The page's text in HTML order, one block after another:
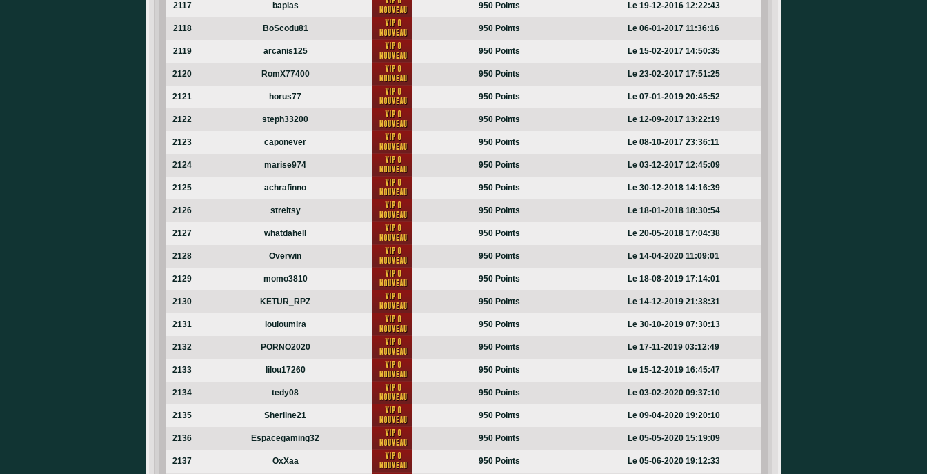
2117 baplas 950 Points Le 19-12-2016 12:22:43
2118 BoScodu81 950 Points Le 06-01-2017 11:36:16
2119 arcanis125 950 Points Le 15-02-2017 14:50:35
2120 RomX77400 950 Points Le 23-02-2017 17:51:25
2121 horus77 950 Points Le 07-01-2019 20:45:52
2122 steph33200 950 Points Le 12-09-2017 13:22:19
2123 caponever 950 Points Le 08-10-2017 23:36:11
2124 marise974 950 Points Le 03-12-2017 12:45:09
2125 achrafinno 950 Points Le 30-12-2018 14:16:39
2126 streltsy 950 Points Le 18-01-2018 18:30:54
2127 whatdahell 950 Points Le 20-05-2018 17:04:38
2128 Overwin 950 Points Le 14-04-2020 11:09:01
2129 momo3810 950 Points Le 18-08-2019 17:14:01
2130 KETUR_RPZ 950 Points Le 14-12-2019 21:38:31
2131 louloumira 950 Points Le 30-10-2019 07:30:13
2132 PORNO2020 950 Points Le 17-11-2019 03:12:49
2133 lilou17260 950 Points Le 15-12-2019 16:45:47
2134 tedy08 950 Points Le 03-02-2020 09:37:10
2135 Sheriine21 950 Points Le 09-04-2020 19:20:10
2136 Espacegaming32 950 Points Le 05-05-2020 15:19:09
2137 OxXaa 950 Points Le 05-06-2020 19:12:33